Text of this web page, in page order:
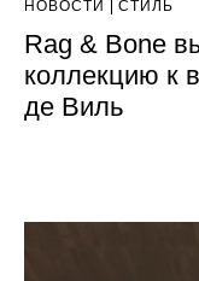
НОВОСТИ СТИЛЬ
Rag & Bone
коллекцию к
де Виль